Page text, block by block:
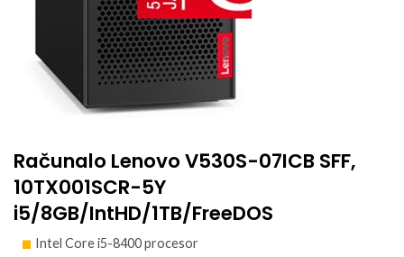
Računalo Lenovo V530S-07ICB SFF,
10TX001SCR-5Y
i5/8GB/IntHD/1TB/FreeDOS
Intel Core i5-8400 procesor